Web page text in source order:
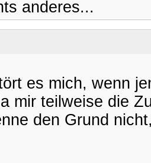
anderes...
es mich, wenn
mir teilweise die
den Grund